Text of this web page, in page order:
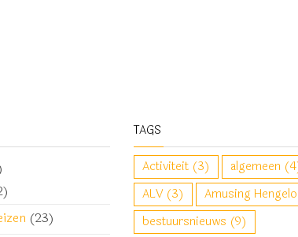
(23)
TAGS
Activiteit (3) algemeen
ALV(3) Amusing Hengelo
bestuursnieuws (9)